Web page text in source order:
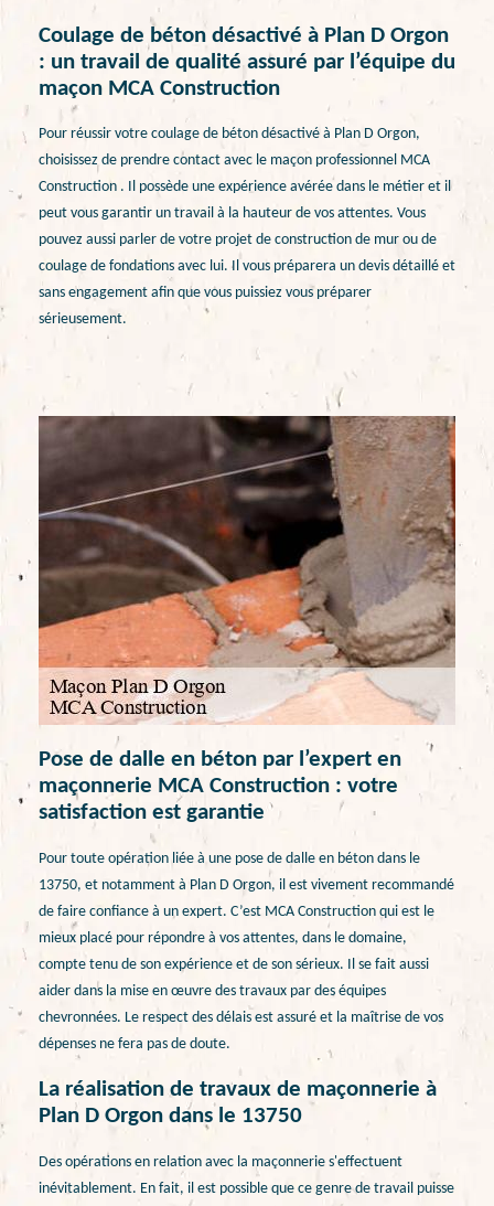
Coulage de béton désactivé à Plan D Orgon
: un travail de qualité assuré par l’équipe du
maçon MCA Construction
Pour réussir votre coulage de béton désactivé à Plan D Orgon,
choisissez de prendre contact avec le maçon professionnel MCA
Construction . Il possède une expérience avérée dans le métier et il
peut vous garantir un travail à la hauteur de vos attentes. Vous
pouvez aussi parler de votre projet de construction de mur ou de
coulage de fondations avec lui. Il vous préparera un devis détaillé et
sans engagement afin que vous puissiez vous préparer
sérieusement.
Pose de dalle en béton par l’expert en
maçonnerie MCA Construction : votre
satisfaction est garantie
Pour toute opération liée à une pose de dalle en béton dans le
13750, et notamment à Plan D Orgon, il est vivement recommandé
de faire confiance à un expert. C’est MCA Construction qui est le
mieux placé pour répondre à vos attentes, dans le domaine,
compte tenu de son expérience et de son sérieux. Il se fait aussi
aider dans la mise en œuvre des travaux par des équipes
chevronnées. Le respect des délais est assuré et la maîtrise de vos
dépenses ne fera pas de doute.
La réalisation de travaux de maçonnerie à
Plan D Orgon dans le 13750
Des opérations en relation avec la maçonnerie s'effectuent
inévitablement. En fait, il est possible que ce genre de travail puisse